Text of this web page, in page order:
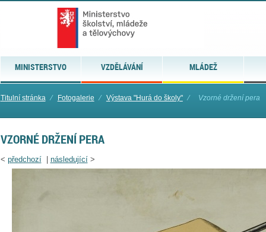
MINISTERSTVO VZDĚLÁVÁNÍ MLÁDEŽ
Titulní stránka ⁄ Fotogalerie ⁄ Výstava "Hurá do školy" ⁄ Vzorné držení pera
VZORNÉ DRŽENÍ PERA
< předchozí| následující>